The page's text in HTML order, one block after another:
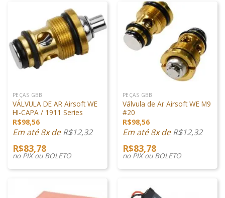
PEÇAS GBB
VÁLVULA DE AR Airsoft WE
HI-CAPA / 1911 Series
R$98,56
Em até 8x deR$12,32
R$83,78
no PIX ou BOLETO
PEÇAS GBB
Válvula de Ar Airsoft WE M9
#20
R$98,56
Em até 8x deR$12,32
R$83,78
no PIX ou BOLETO